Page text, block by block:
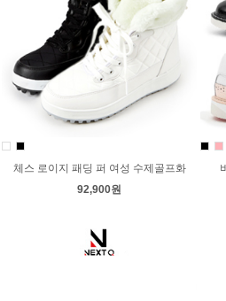
체스 로이지 패딩 퍼 여성 수제골프화
92,900원